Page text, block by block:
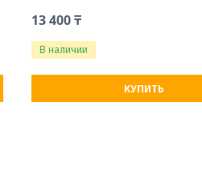
13 400 ₸
В наличии
КУПИТЬ